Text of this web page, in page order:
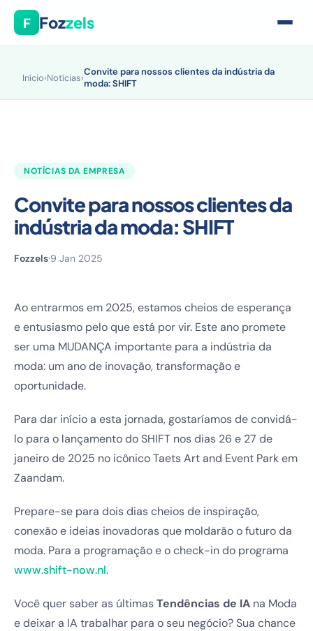
F Fozzels
Início›Notícias›Convite para nossos clientes da indústria da
moda: SHIFT
NOTÍCIAS DA EMPRESA
Convite para nossos clientes da
indústria da moda: SHIFT
Fozzels·9 Jan 2025
Ao entrarmos em 2025, estamos cheios de esperança
e entusiasmo pelo que está por vir. Este ano promete
ser uma MUDANÇA importante para a indústria da
moda: um ano de inovação, transformação e
oportunidade.
Para dar início a esta jornada, gostaríamos de convidá-
lo para o lançamento do SHIFT nos dias 26 e 27 de
janeiro de 2025 no icônico Taets Art and Event Park em
Zaandam.
Prepare-se para dois dias cheios de inspiração,
conexão e ideias inovadoras que moldarão o futuro da
moda. Para a programação e o check-in do programa
www.shift-now.nl.
Você quer saber as últimasTendências de IA na Moda
e deixar a IA trabalhar para o seu negócio? Sua chance